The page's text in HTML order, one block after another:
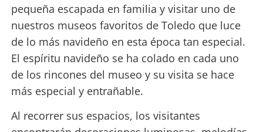
pequeña escapada en familia y visitar uno de
nuestros museos favoritos de Toledo que luce
de lo más navideño en esta época tan especial.
El espíritu navideño se ha colado en cada uno
de los rincones del museo y su visita se hace
más especial y entrañable.
Al recorrer sus espacios, los visitantes